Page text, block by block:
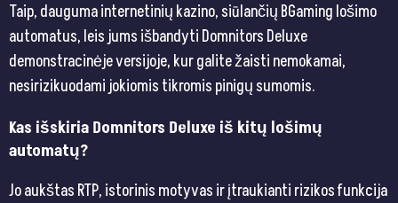
Taip, dauguma internetinių kazino, siūlančių BGaming lošimo
automatus, leis jums išbandyti Domnitors Deluxe
demonstracinėje versijoje, kur galite žaisti nemokamai,
nesirizikuodami jokiomis tikromis pinigų sumomis.
Kas išskiria Domnitors Deluxe iš kitų lošimų
automatų?
Jo aukštas RTP, istorinis motyvas ir įtraukianti rizikos funkcija